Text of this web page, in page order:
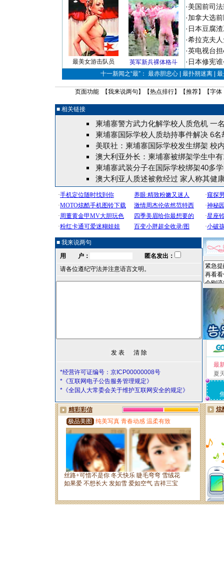
最美女游击队员 英军新兵裸体格斗
·美国前司
·加拿大选
· 日本豆腐
·希拉克夫
·英电视台
· 日本修宪
十一新闻之“最”： 最赤胆忠心 | 最扑朔迷离 |
页面功能 【我来说两句 】【热点排行】【推荐】【字体
■ 相关链接
柬埔寨警方武力化解学校人质危机 一
柬埔寨国际学校人质劫持事件解决 6名
美联社：柬埔寨国际学校发生绑架 校
澳大利亚外长：柬埔寨被绑架学生中
柬埔寨武装分子在国际学校绑架40多
澳大利亚人质述被救经过 家人称其健
■ 我来说两句
用 户：
匿名发出：
请各位遵纪守法并注意语言文明。
*经营许可证编号：京ICP00000008号
*《互联网电子公告服务管理规定》
*《全国人大常委会关于维护互联网安全的规定》
最
夏